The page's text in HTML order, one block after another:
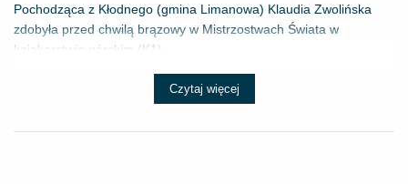
Pochodząca z Kłodnego (gmina Limanowa) Klaudia Zwolińska
zdobyła przed chwilą brązowy w Mistrzostwach Świata w
kajakarstwie górskim (K1) ...
Czytaj więcej